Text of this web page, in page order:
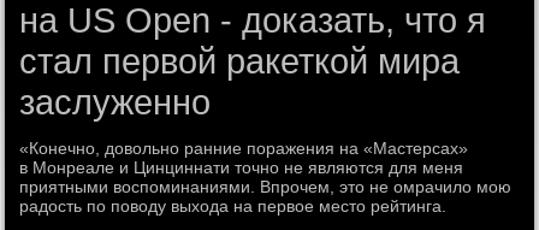
на US Open - доказать, что я
стал первой ракеткой мира
заслуженно
«Конечно, довольно ранние поражения на «Мастерсах»
в Монреале и Цинциннати точно не являются для меня
приятными воспоминаниями. Впрочем, это не омрачило мою
радость по поводу выхода на первое место рейтинга.